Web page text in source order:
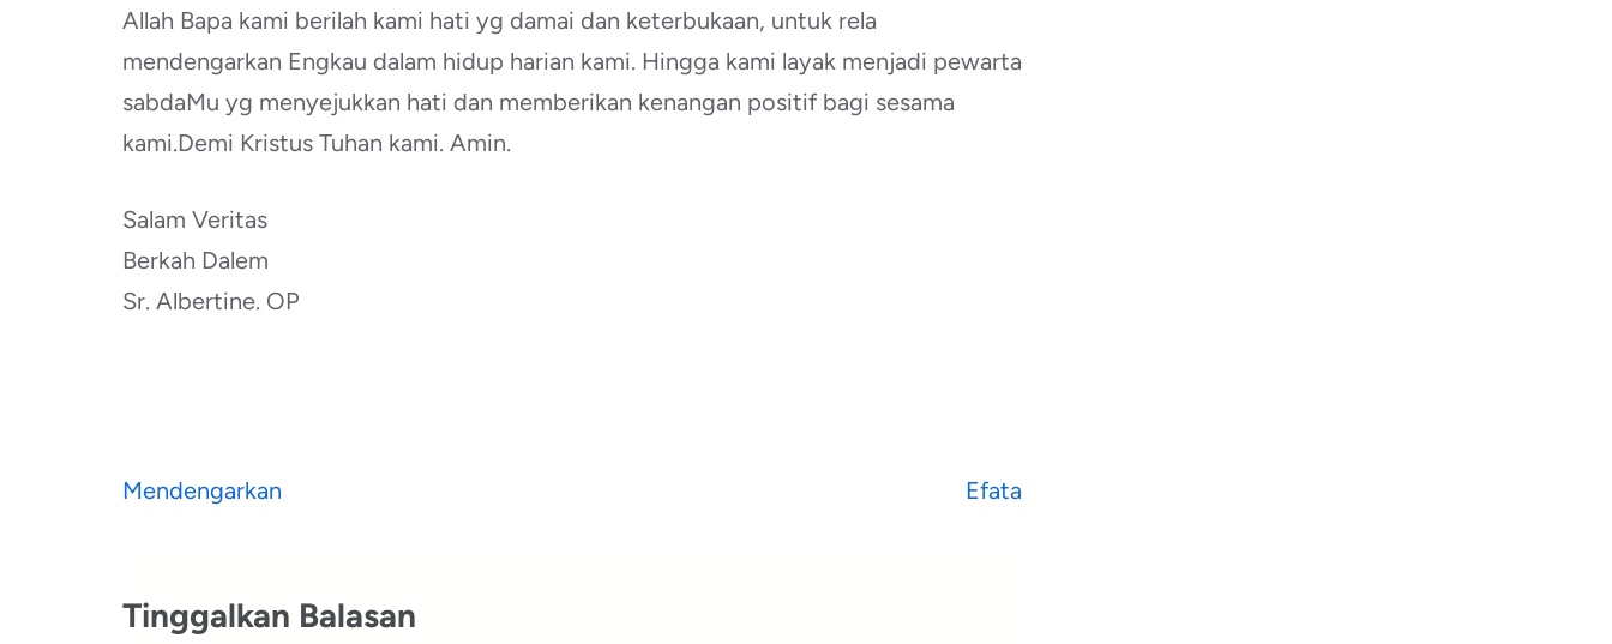
Allah Bapa kami berilah kami hati yg damai dan keterbukaan, untuk rela
mendengarkan Engkau dalam hidup harian kami. Hingga kami layak menjadi pewarta
sabdaMu yg menyejukkan hati dan memberikan kenangan positif bagi sesama
kami.Demi Kristus Tuhan kami. Amin.
Salam Veritas
Berkah Dalem
Sr. Albertine. OP
Navigasi
Mendengarkan Efata
Tinggalkan Balasan